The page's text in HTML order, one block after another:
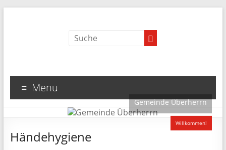
Menu
Gemeinde Überherrn
Willkommen!
Händehygiene